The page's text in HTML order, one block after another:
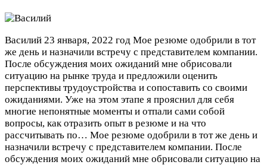
Василий 23 января, 2022 год Мое резюме одобрили в тот
же день и назначили встречу с представителем компании.
После обсуждения моих ожиданий мне обрисовали
ситуацию на рынке труда и предложили оценить
перспективы трудоустройства и сопоставить со своими
ожиданиями. Уже на этом этапе я прояснил для себя
многие непонятные моменты и отпали сами собой
вопросы, как отразить опыт в резюме и на что
рассчитывать по… Мое резюме одобрили в тот же день и
назначили встречу с представителем компании. После
обсуждения моих ожиданий мне обрисовали ситуацию на